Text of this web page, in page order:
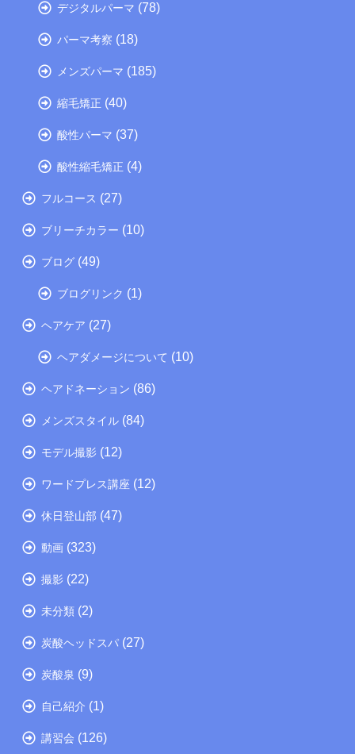
デジタルパーマ (78)
パーマ考察 (18)
メンズパーマ (185)
縮毛矯正 (40)
酸性パーマ (37)
酸性縮毛矯正 (4)
フルコース (27)
ブリーチカラー (10)
ブログ (49)
ブログリンク (1)
ヘアケア (27)
ヘアダメージについて (10)
ヘアドネーション (86)
メンズスタイル (84)
モデル撮影 (12)
ワードプレス講座 (12)
休日登山部 (47)
動画 (323)
撮影 (22)
未分類 (2)
炭酸ヘッドスパ (27)
炭酸泉 (9)
自己紹介 (1)
講習会 (126)